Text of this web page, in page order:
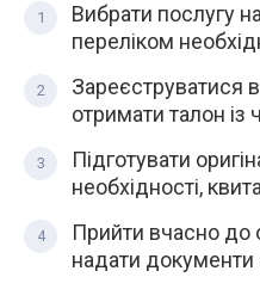
Вибрати послугу
переліком
Зареєструватися
отримати талон із
Підготувати
необхідності,
Прийти вчасно до
надати документи